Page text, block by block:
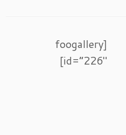
[foogallery
id=”226″]